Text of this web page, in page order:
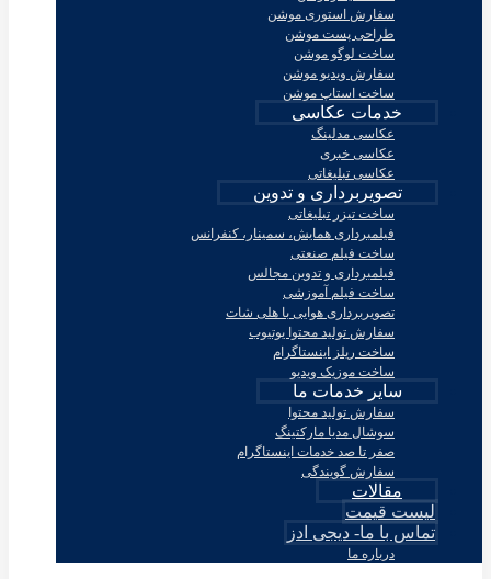
سفارش استوری موشن
طراحی پست موشن
ساخت لوگو موشن
سفارش ویدیو موشن
ساخت استاپ موشن
خدمات عکاسی
عکاسی مدلینگ
عکاسی خبری
عکاسی تبلیغاتی
تصویربرداری و تدوین
ساخت تیزر تبلیغاتی
فیلمبرداری همایش، سمینار، کنفرانس
ساخت فیلم صنعتی
فیلمبرداری و تدوین مجالس
ساخت فیلم آموزشی
تصویربرداری هوایی با هلی شات
سفارش تولید محتوا یوتیوب
ساخت ریلز اینستاگرام
ساخت موزیک ویدیو
سایر خدمات ما
سفارش تولید محتوا
سوشال مدیا مارکتینگ
صفر تا صد خدمات اینستاگرام
سفارش گویندگی
مقالات
لیست قیمت
تماس با ما- دیجی ادز
درباره ما